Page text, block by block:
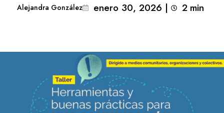
Alejandra González enero 30, 2026 | 2 min